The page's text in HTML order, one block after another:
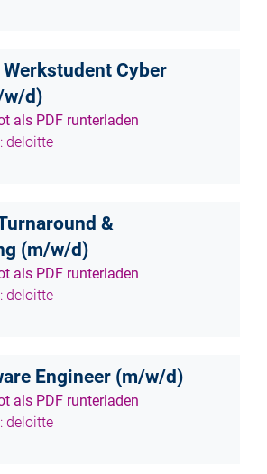
Cyber
w/d)
als PDF runterladen
deloitte
&
(m/w/d)
als PDF runterladen
deloitte
Engineer (m/w/d)
als PDF runterladen
deloitte